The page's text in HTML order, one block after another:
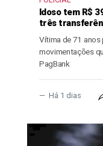
Idoso tem R$
três
Vítima de 71
movimentações
PagBank
Há 1 dias